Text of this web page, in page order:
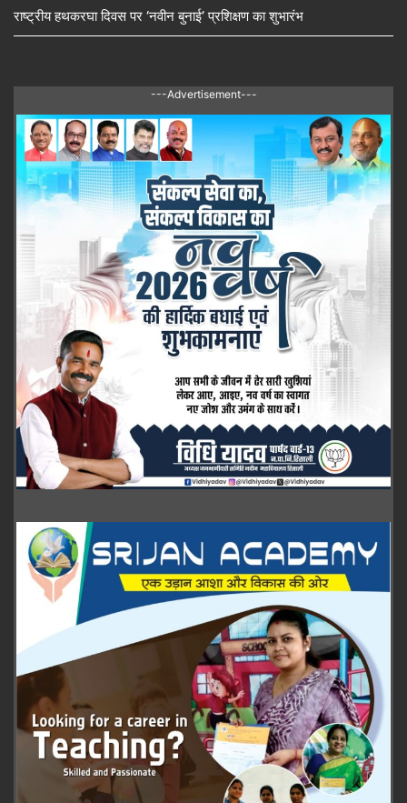
राष्ट्रीय हथकरघा दिवस पर ‘नवीन बुनाई’ प्रशिक्षण का शुभारंभ
---Advertisement---